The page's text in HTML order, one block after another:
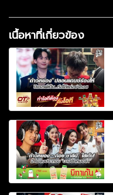
เนื้อหาที่เกี่ยวข้อง